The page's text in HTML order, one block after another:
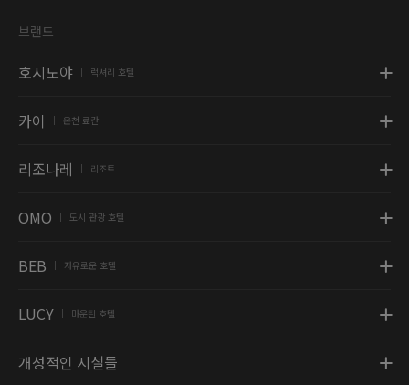
브랜드
호시노야 럭셔리 호텔
카이 온천 료칸
리조나레 리조트
OMO 도시 관광 호텔
BEB 자유로운 호텔
LUCY 마운틴 호텔
개성적인 시설들